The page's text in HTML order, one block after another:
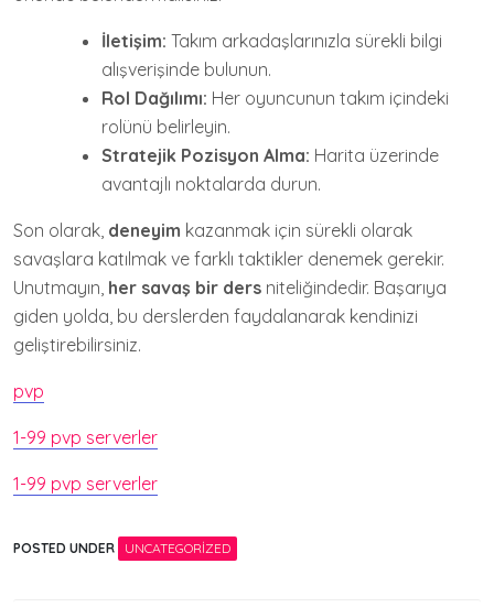
İletişim: Takım arkadaşlarınızla sürekli bilgi
alışverişinde bulunun.
Rol Dağılımı: Her oyuncunun takım içindeki
rolünü belirleyin.
Stratejik Pozisyon Alma: Harita üzerinde
avantajlı noktalarda durun.
Son olarak, deneyim kazanmak için sürekli olarak
savaşlara katılmak ve farklı taktikler denemek gerekir.
Unutmayın, her savaş bir ders niteliğindedir. Başarıya
giden yolda, bu derslerden faydalanarak kendinizi
geliştirebilirsiniz.
pvp
1-99 pvp serverler
1-99 pvp serverler
POSTED UNDER UNCATEGORIZED